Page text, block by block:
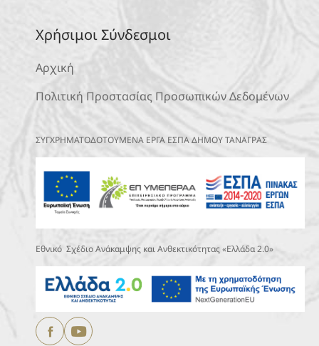
Χρήσιμοι Σύνδεσμοι
Αρχική
Πολιτική Προστασίας Προσωπικών Δεδομένων
ΣΥΓΧΡΗΜΑΤΟΔΟΤΟΥΜΕΝΑ ΕΡΓΑ ΕΣΠΑ ΔΗΜΟΥ ΤΑΝΑΓΡΑΣ
Εθνικό Σχέδιο Ανάκαμψης και Ανθεκτικότητας «Ελλάδα 2.0»